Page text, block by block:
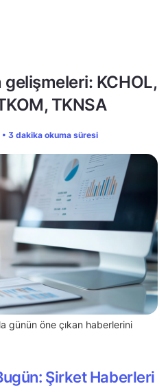
gelişmeleri: KCHOL,
TKNSA
3 dakika okuma süresi
günün öne çıkan haberlerini
Şirket Haberleri